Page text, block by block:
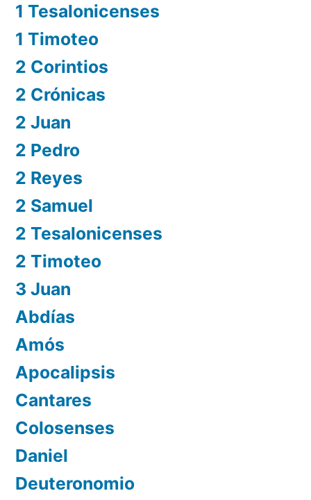
1 Tesalonicenses
1 Timoteo
2 Corintios
2 Crónicas
2 Juan
2 Pedro
2 Reyes
2 Samuel
2 Tesalonicenses
2 Timoteo
3 Juan
Abdías
Amós
Apocalipsis
Cantares
Colosenses
Daniel
Deuteronomio